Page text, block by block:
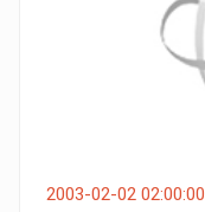
2003-02-02 02:00:00